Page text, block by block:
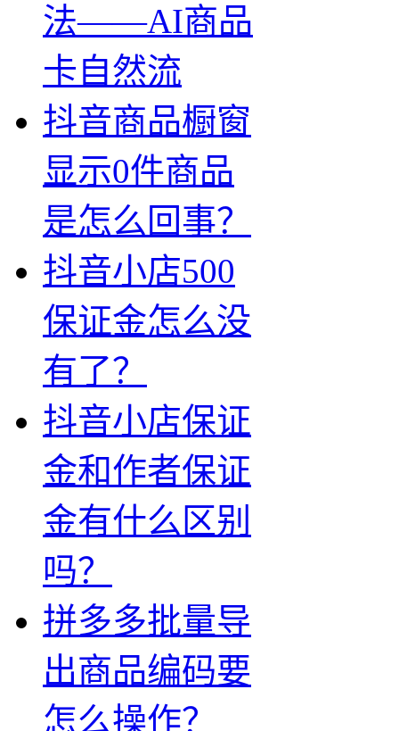
法——AI商品
卡自然流
抖音商品橱窗
显示0件商品
是怎么回事？
抖音小店500
保证金怎么没
有了？
抖音小店保证
金和作者保证
金有什么区别
吗？
拼多多批量导
出商品编码要
怎么操作？